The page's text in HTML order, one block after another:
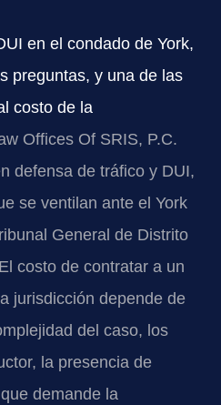
en el condado de York,
preguntas, y una de las
costo de la
Offices Of SRIS, P.C.
defensa de tráfico y DUI,
se ventilan ante el York
General de Distrito
costo de contratar a un
jurisdicción depende de
del caso, los
la presencia de
demande la